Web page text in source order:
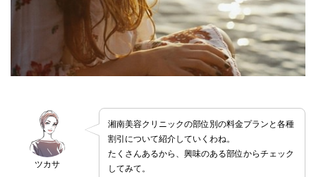
ツカサ
湘南美容クリニックの部位別の料金プランと各種
割引について紹介していくわね。
たくさんあるから、興味のある部位からチェック
してみて。